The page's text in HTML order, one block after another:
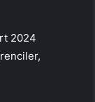
2024